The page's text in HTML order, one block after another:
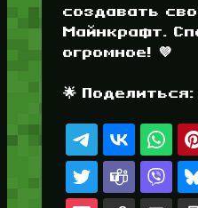
создавать
Майнкрафт.
огромное! 💜
🌟 Поделиться: